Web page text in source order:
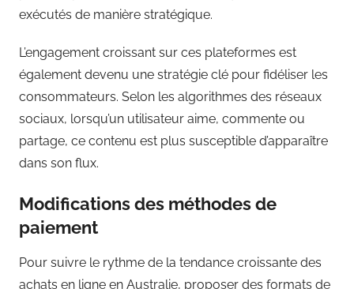
exécutés de manière stratégique.
L’engagement croissant sur ces plateformes est
également devenu une stratégie clé pour fidéliser les
consommateurs. Selon les algorithmes des réseaux
sociaux, lorsqu’un utilisateur aime, commente ou
partage, ce contenu est plus susceptible d’apparaître
dans son flux.
Modifications des méthodes de
paiement
Pour suivre le rythme de la tendance croissante des
achats en ligne en Australie, proposer des formats de